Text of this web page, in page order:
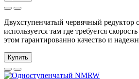
Двухступенчатый червячный редуктор
используется там где требуется
этом гарантированно качество и
Купить